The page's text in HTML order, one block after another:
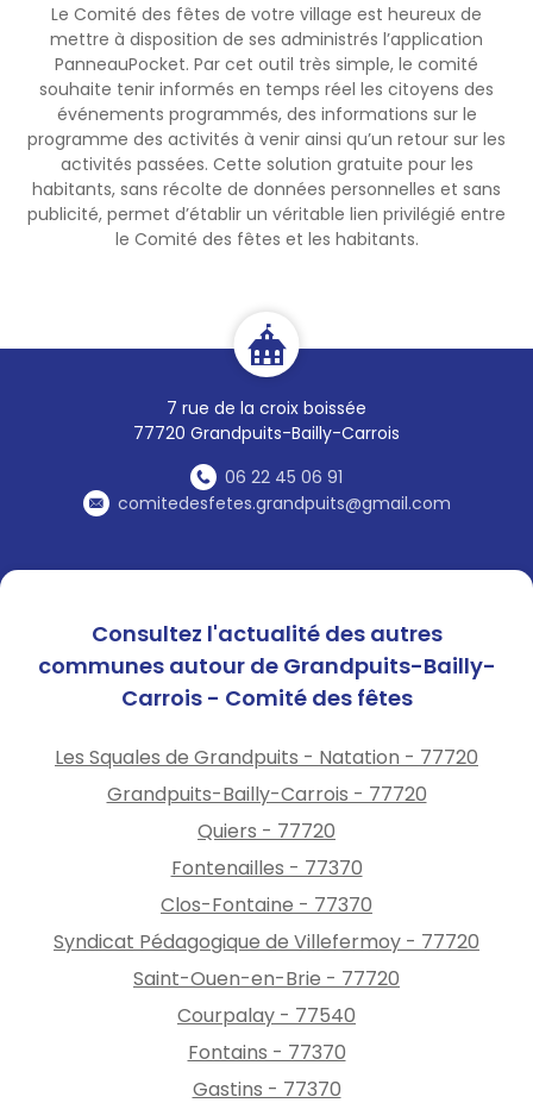
Le Comité des fêtes de votre village est heureux de
mettre à disposition de ses administrés l’application
PanneauPocket. Par cet outil très simple, le comité
souhaite tenir informés en temps réel les citoyens des
événements programmés, des informations sur le
programme des activités à venir ainsi qu’un retour sur les
activités passées. Cette solution gratuite pour les
habitants, sans récolte de données personnelles et sans
publicité, permet d’établir un véritable lien privilégié entre
le Comité des fêtes et les habitants.
7 rue de la croix boissée
77720 Grandpuits-Bailly-Carrois
06 22 45 06 91
comitedesfetes.grandpuits@gmail.com
Consultez l'actualité des autres
communes autour de Grandpuits-Bailly-
Carrois - Comité des fêtes
Les Squales de Grandpuits - Natation - 77720
Grandpuits-Bailly-Carrois - 77720
Quiers - 77720
Fontenailles - 77370
Clos-Fontaine - 77370
Syndicat Pédagogique de Villefermoy - 77720
Saint-Ouen-en-Brie - 77720
Courpalay - 77540
Fontains - 77370
Gastins - 77370